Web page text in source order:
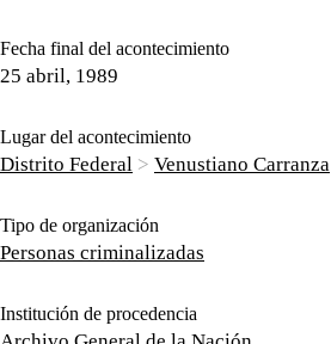
Fecha final del acontecimiento
25 abril, 1989
Lugar del acontecimiento
Distrito Federal > Venustiano Carranza
Tipo de organización
Personas criminalizadas
Institución de procedencia